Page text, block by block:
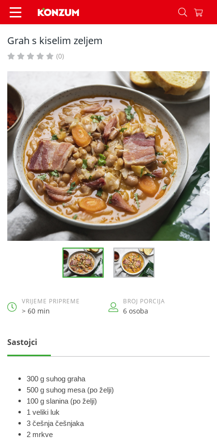
Grah s kiselim zeljem - Recepti - Konzum
Grah s kiselim zeljem
(0)
VRIJEME PRIPREME
> 60 min
BROJ PORCIJA
6 osoba
Sastojci
300 g suhog graha
500 g suhog mesa (po želji)
100 g slanina (po želji)
1 veliki luk
3 češnja češnjaka
2 mrkve